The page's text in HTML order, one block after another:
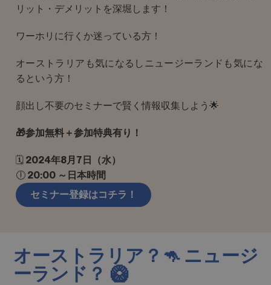
リット・デメリットを深堀します！
ワーホリに行くか迷っている方！
オーストラリアも気になるしニュージーランドも気にな
るという方！
顔出し不要のセミナーで賢く情報収集しよう🌟
🎁参加無料＋参加特典有り！
🗓️ 2024年8月7日（水）
🕕 20:00 ～日本時間
セミナー登録はコチラ！
オーストラリア？🦘 ニュージ
ーランド？ 🥝